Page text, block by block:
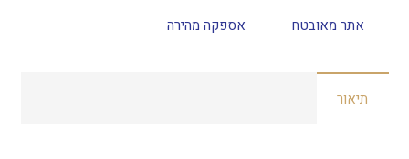
אתר מאובטח אספקה מהירה
תיאור